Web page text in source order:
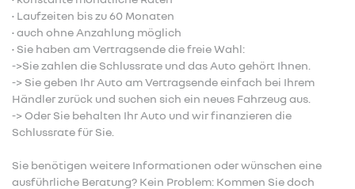
• Laufzeiten bis zu 60 Monaten
• auch ohne Anzahlung möglich
• Sie haben am Vertragsende die freie Wahl:
->Sie zahlen die Schlussrate und das Auto gehört Ihnen.
-> Sie geben Ihr Auto am Vertragsende einfach bei Ihrem
Händler zurück und suchen sich ein neues Fahrzeug aus.
-> Oder Sie behalten Ihr Auto und wir finanzieren die
Schlussrate für Sie.
Sie benötigen weitere Informationen oder wünschen eine
ausführliche Beratung? Kein Problem: Kommen Sie doch